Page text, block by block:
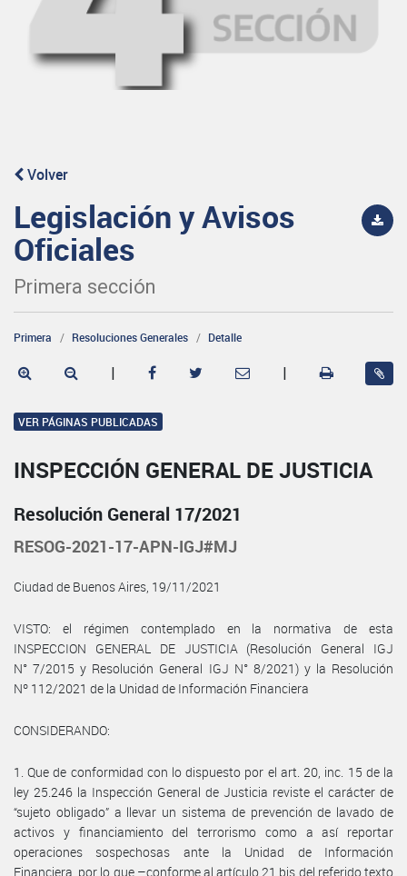
Volver
Legislación y Avisos
Oficiales
Primera sección
Primera Resoluciones Generales Detalle
| |
VER PÁGINAS PUBLICADAS
INSPECCIÓN GENERAL DE JUSTICIA
Resolución General 17/2021
RESOG-2021-17-APN-IGJ#MJ
Ciudad de Buenos Aires, 19/11/2021
VISTO: el régimen contemplado en la normativa de esta
INSPECCION GENERAL DE JUSTICIA (Resolución General IGJ
N° 7/2015 y Resolución General IGJ N° 8/2021) y la Resolución
Nº 112/2021 de la Unidad de Información Financiera
CONSIDERANDO:
1. Que de conformidad con lo dispuesto por el art. 20, inc. 15 de la
ley 25.246 la Inspección General de Justicia reviste el carácter de
“sujeto obligado” a llevar un sistema de prevención de lavado de
activos y financiamiento del terrorismo como a así reportar
operaciones sospechosas ante la Unidad de Información
Financiera, por lo que –conforme al artículo 21 bis del referido texto